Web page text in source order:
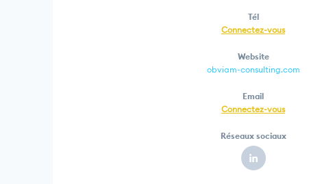
Tél
Connectez-vous
Website
obviam-consulting.com
Email
Connectez-vous
Réseaux sociaux